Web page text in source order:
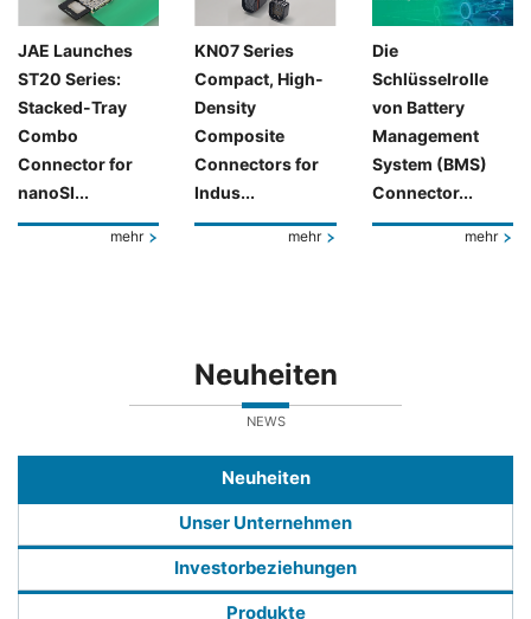
JAE Launches
ST20 Series:
Stacked-Tray
Combo
Connector for
nanoSI...
mehr
KN07 Series
Compact, High-
Density
Composite
Connectors for
Indus...
mehr
Die
Schlüsselrolle
von Battery
Management
System (BMS)
Connector...
mehr
Neuheiten
NEWS
Neuheiten
Unser Unternehmen
Investorbeziehungen
Produkte